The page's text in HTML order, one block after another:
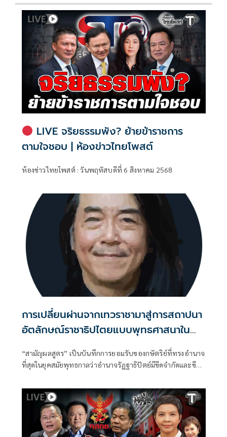
LIVE จริยธรรมพัง? ย้ายข้าราชการ
ตามใจชอบ | ห้องข่าวไทยโพสต์
ห้องข่าวไทยโพสต์ : วันพฤหัสบดีที่ 6 สิงหาคม 2568
การเปลี่ยนผ่านจากเทวราชามาสู่การสถาปนา
อัตลักษณ์ราชาธิปไตยแบบพุทธศาสนาใน
พระไตรปิฏก : สามัญผลสูตรในฐานะทฤษฎี
ขีดจำกัดของอำนาจรัฐเหนือแรงงานและ
ทรัพย์สิน
“สามัญผลสูตร” เป็นบันทึกการยอมรับของกษัตริย์ที่ทรงอำนาจ
ที่สุดในยุคสมัยพุทธกาลว่าอำนาจรัฏฐาธิปัตย์มีขีดจำกัดและขีด